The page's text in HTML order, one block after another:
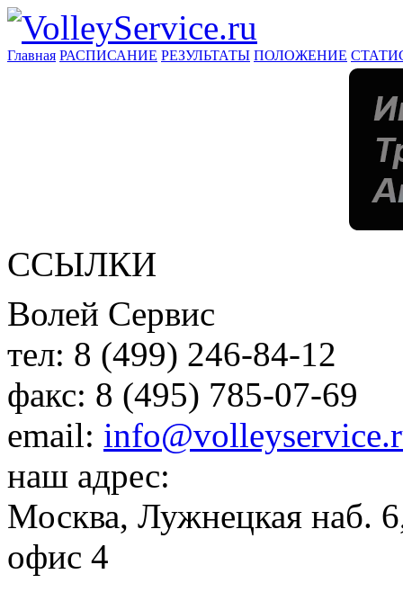
Главная РАСПИСАНИЕ РЕЗУЛЬТАТЫ ПОЛОЖЕНИЕ
ССЫЛКИ
Волей Сервис
тел: 8 (499) 246-84-12
факс: 8 (495) 785-07-69
email:
наш адрес:
Москва, Лужнецкая наб.
офис 4